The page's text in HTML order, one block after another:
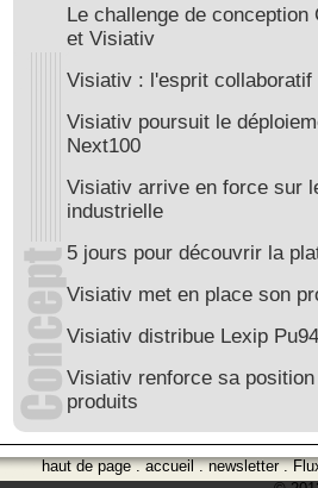
Le challenge de
et Visiativ
Visiativ : l'esprit
Visiativ poursuit le
Next100
Visiativ arrive en force sur
industrielle
5 jours pour découvrir la
Visiativ met en place son
Visiativ distribue Lexip Pu94
Visiativ renforce sa
produits
haut de page.accueil.newsletter.